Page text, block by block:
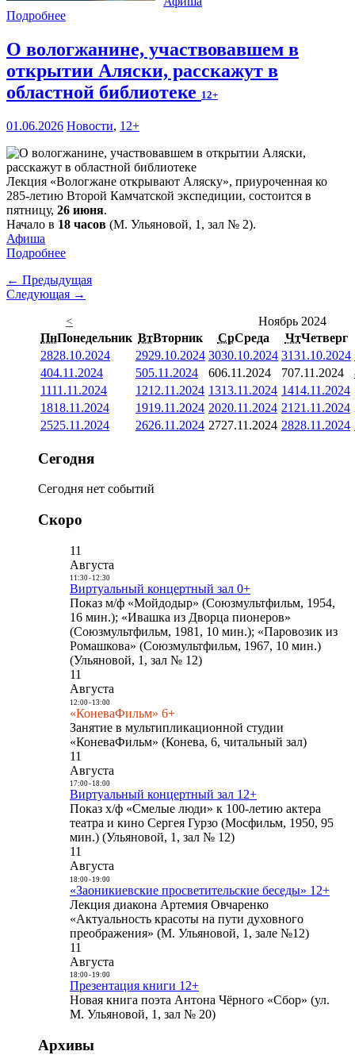
Подробнее
О вологжанине, участвовавшем в
открытии Аляски, расскажут в
областной библиотеке 12+
01.06.2026 Новости, 12+
Лекция «Вологжане открывают Аляску», приуроченная ко
285-летию Второй Камчатской экспедиции, состоится в
пятницу, 26 июня.
Начало в 18 часов (М. Ульяновой, 1, зал № 2).
Афиша
Подробнее
← Предыдущая
Следующая →
<
Ноябрь 2024
ПнПонедельник ВтВторник СрСреда ЧтЧетверг
2828.10.2024 2929.10.2024 3030.10.2024 3131.10.2024
404.11.2024 505.11.2024 606.11.2024 707.11.2024
1111.11.2024 1212.11.2024 1313.11.2024 1414.11.2024
1818.11.2024 1919.11.2024 2020.11.2024 21 21.11.2024
2525.11.2024 2626.11.2024 2727.11.2024 2828.11.2024
Сегодня
Сегодня нет событий
Скоро
11
Августа
11:30- 12:30
Виртуальный концертный зал 0+
Показ м/ф «Мойдодыр» (Союзмультфильм, 1954,
16 мин.); «Ивашка из Дворца пионеров»
(Союзмультфильм, 1981, 10 мин.); «Паровозик из
Ромашкова» (Союзмультфильм, 1967, 10 мин.)
(Ульяновой, 1, зал № 12)
11
Августа
12:00- 13:00
«КоневаФильм» 6+
Занятие в мультипликационной студии
«КоневаФильм» (Конева, 6, читальный зал)
11
Августа
17:00- 18:00
Виртуальный концертный зал 12+
Показ х/ф «Смелые люди» к 100-летию актера
театра и кино Сергея Гурзо (Мосфильм, 1950, 95
мин.) (Ульяновой, 1, зал № 12)
11
Августа
18:00- 19:00
«Заоникиевские просветительские беседы» 12+
Лекция диакона Артемия Овчаренко
«Актуальность красоты на пути духовного
преображения» (М. Ульяновой, 1, зале №12)
11
Августа
18:00- 19:00
Презентация книги 12+
Новая книга поэта Антона Чёрного «Сбор» (ул.
М. Ульяновой, 1, зал № 20)
Архивы